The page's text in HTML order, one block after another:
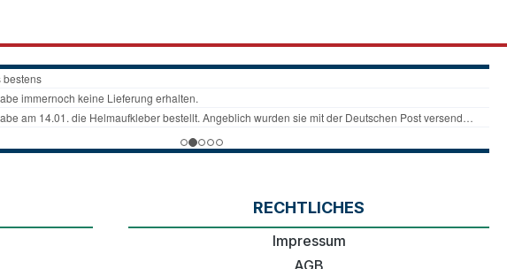
RECHTLICHES
Impressum
AGB